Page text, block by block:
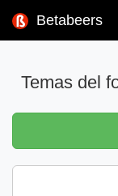
Betabeers
Temas del